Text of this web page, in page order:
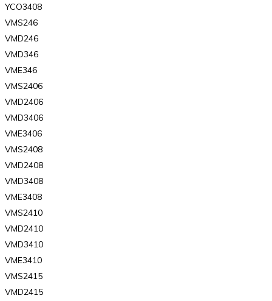
YCO3408
VMS246
VMD246
VMD346
VME346
VMS2406
VMD2406
VMD3406
VME3406
VMS2408
VMD2408
VMD3408
VME3408
VMS2410
VMD2410
VMD3410
VME3410
VMS2415
VMD2415